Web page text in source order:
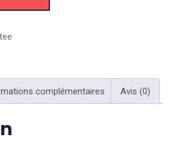
complémentaires Avis (0)